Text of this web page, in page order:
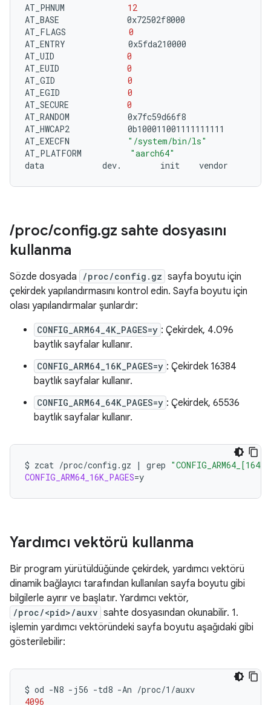
AT_PHNUM
12
AT_BASE
0x72502f8000
AT_FLAGS
0
AT_ENTRY
0x5fda210000
AT_UID
0
AT_EUID
0
AT_GID
0
AT_EGID
0
AT_SECURE
0
AT_RANDOM
0x7fc59d66f8
AT_HWCAP2
0b100011001111111111
AT_EXECFN
"/system/bin/ls"
AT_PLATFORM
"aarch64"
data
dev. init
/proc/config.gz sahte dosyasını
kullanma
Sözde dosyada /proc/config.gz sayfa boyutu için
çekirdek yapılandırmasını kontrol edin. Sayfa boyutu için
olası yapılandırmalar şunlardır:
CONFIG_ARM64_4K_PAGES=y : Çekirdek, 4.096
baytlık sayfalar kullanır.
CONFIG_ARM64_16K_PAGES=y : Çekirdek 16384
baytlık sayfalar kullanır.
CONFIG_ARM64_64K_PAGES=y : Çekirdek, 65536
baytlık sayfalar kullanır.
$ zcat /proc/config.gz | grep
CONFIG_ARM64_16K_PAGES=
Yardımcı vektörü kullanma
Bir program yürütüldüğünde çekirdek, yardımcı vektörü
dinamik bağlayıcı tarafından kullanılan sayfa boyutu gibi
bilgilerle ayırır ve başlatır. Yardımcı vektör,
/proc/<pid>/auxv sahte dosyasından okunabilir. 1.
işlemin yardımcı vektöründeki sayfa boyutu aşağıdaki gibi
gösterilebilir:
$ od -N8 -j56 -td8 -An
4096